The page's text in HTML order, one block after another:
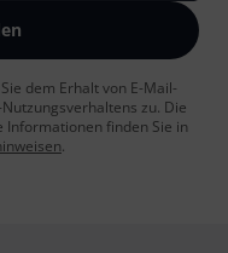
dem Erhalt von E-Mail-
zu. Die
finden Sie in
.